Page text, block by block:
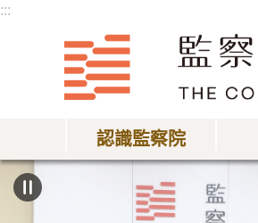
:::
認識監察院
:::